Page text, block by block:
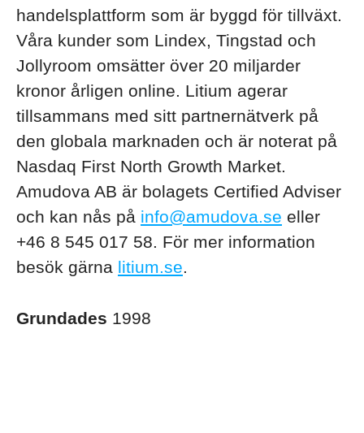
handelsplattform som är byggd för tillväxt.
Våra kunder som Lindex, Tingstad och
Jollyroom omsätter över 20 miljarder
kronor årligen online. Litium agerar
tillsammans med sitt partnernätverk på
den globala marknaden och är noterat på
Nasdaq First North Growth Market.
Amudova AB är bolagets Certified Adviser
och kan nås på info@amudova.se eller
+46 8 545 017 58. För mer information
besök gärna litium.se.
Grundades 1998